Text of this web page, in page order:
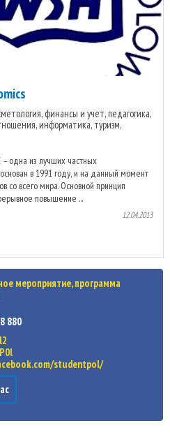
финансы и учет, педагогика,
информатика, туризм,
– одна из лучших частных
в 1991 году, и на данный момент
со всего мира. Основной принцип
повышение ...
12.04.2013
мероприятие, программа
880
studentpol/